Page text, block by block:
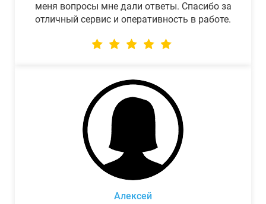
меня вопросы мне дали ответы. Спасибо за
отличный сервис и оперативность в работе.
Алексей